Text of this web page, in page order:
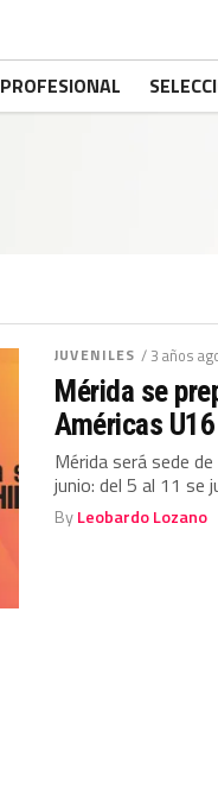
PROFESIONAL
JUVENILES / 3 años
Mérida se
Américas
Mérida será sede
junio: del 5 al 11 se
ByLeobardo Lozano